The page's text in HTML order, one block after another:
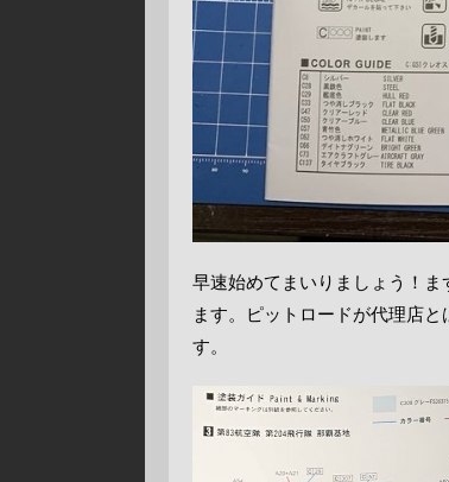
早速始めてまいりましょう！
ます。ピットロードが代理店
す。